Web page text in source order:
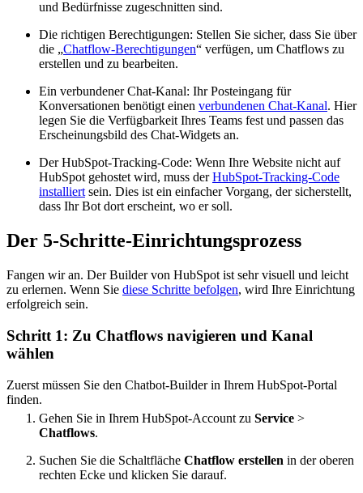
und Bedürfnisse zugeschnitten sind.
Die richtigen Berechtigungen: Stellen Sie sicher, dass Sie über
die „Chatflow-Berechtigungen“ verfügen, um Chatflows zu
erstellen und zu bearbeiten.
Ein verbundener Chat-Kanal: Ihr Posteingang für
Konversationen benötigt einen verbundenen Chat-Kanal. Hier
legen Sie die Verfügbarkeit Ihres Teams fest und passen das
Erscheinungsbild des Chat-Widgets an.
Der HubSpot-Tracking-Code: Wenn Ihre Website nicht auf
HubSpot gehostet wird, muss derHubSpot-Tracking-Code
installiertsein. Dies ist ein einfacher Vorgang, der sicherstellt,
dass Ihr Bot dort erscheint, wo er soll.
Der 5-Schritte-Einrichtungsprozess
Fangen wir an. Der Builder von HubSpot ist sehr visuell und leicht
zu erlernen. Wenn Sie diese Schritte befolgen, wird Ihre Einrichtung
erfolgreich sein.
Schritt 1: Zu Chatflows navigieren und Kanal
wählen
Zuerst müssen Sie den Chatbot-Builder in Ihrem HubSpot-Portal
finden.
Gehen Sie in Ihrem HubSpot-Account zu Service >
Chatflows.
Suchen Sie die Schaltfläche Chatflow erstellen in der oberen
rechten Ecke und klicken Sie darauf.